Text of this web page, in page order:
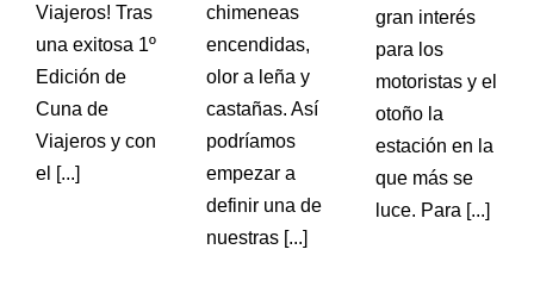
Viajeros! Tras
una exitosa 1º
Edición de
Cuna de
Viajeros y con
el [...]
chimeneas
encendidas,
olor a leña y
castañas. Así
podríamos
empezar a
definir una de
nuestras [...]
gran interés
para los
motoristas y el
otoño la
estación en la
que más se
luce. Para [...]